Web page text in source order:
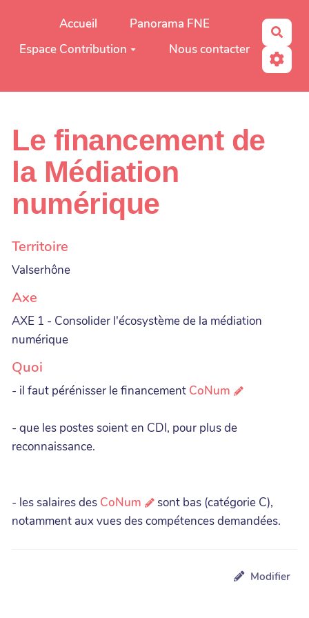
Aller au contenu principal
Accueil
Panorama FNE
Espace Contribution
Nous contacter
Le financement de
la Médiation
numérique
Territoire
Valserhône
Axe
AXE 1 - Consolider l'écosystème de la médiation
numérique
Quoi
- il faut pérénisser le financement CoNum
- que les postes soient en CDI, pour plus de
reconnaissance.
- les salaires des CoNum
sont bas (catégorie C),
notamment aux vues des compétences demandées.
Modifier